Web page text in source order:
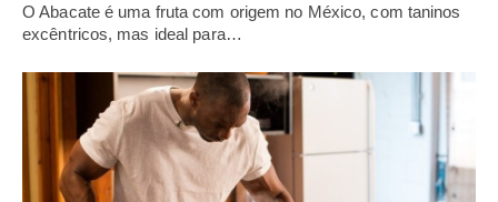
O Abacate é uma fruta com origem no México, com taninos
excêntricos, mas ideal para…